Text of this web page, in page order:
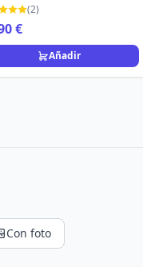
(2)
€
Añadir
Con foto